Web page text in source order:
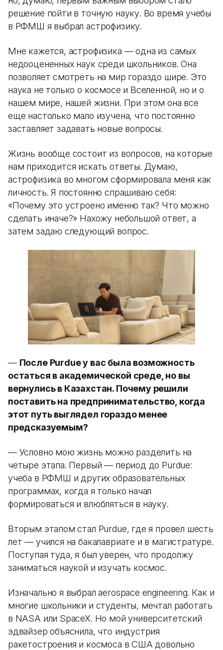
решение пойти в точную науку. Во время учебы
в РФМШ я выбрал астрофизику.
Мне кажется, астрофизика — одна из самых
недооцененных наук среди школьников. Она
позволяет смотреть на мир гораздо шире. Это
наука не только о космосе и Вселенной, но и о
нашем мире, нашей жизни. При этом она все
еще настолько мало изучена, что постоянно
заставляет задавать новые вопросы.
Жизнь вообще состоит из вопросов, на которые
нам приходится искать ответы. Думаю,
астрофизика во многом сформировала меня как
личность. Я постоянно спрашиваю себя:
«Почему это устроено именно так? Что можно
сделать иначе?» Нахожу небольшой ответ, а
затем задаю следующий вопрос.
— После Purdue у вас была возможность
остаться в академической среде, но вы
вернулись в Казахстан. Почему решили
поставить на предпринимательство, когда
этот путь выглядел гораздо менее
предсказуемым?
— Условно мою жизнь можно разделить на
четыре этапа. Первый — период до Purdue:
учеба в РФМШ и других образовательных
программах, когда я только начал
формироваться и влюбляться в науку.
Вторым этапом стал Purdue, где я провел шесть
лет — учился на бакалавриате и в магистратуре.
Поступая туда, я был уверен, что продолжу
заниматься наукой и изучать космос.
Изначально я выбрал aerospace engineering. Как и
многие школьники и студенты, мечтал работать
в NASA или SpaceX. Но мой университетский
эдвайзер объяснила, что индустрия
ракетостроения и космоса в США довольно